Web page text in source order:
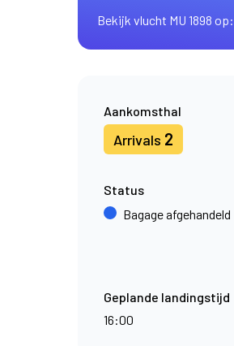
Bekijk vlucht MU 1898 op:
Aankomsthal
Arrivals 2
Status
Bagage afgehandeld
Geplande landingstijd
16:00